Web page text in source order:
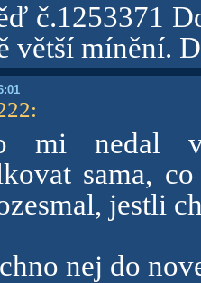
č.1253371
větší mínění.
:
mi nedal
sama,
jestli
nej do